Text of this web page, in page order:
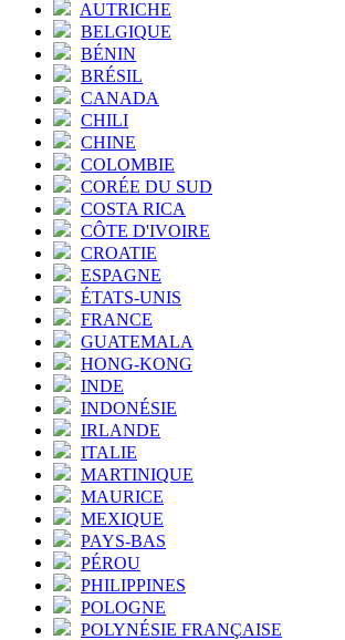
AUTRICHE
BELGIQUE
BÉNIN
BRÉSIL
CANADA
CHILI
CHINE
COLOMBIE
CORÉE DU SUD
COSTA RICA
CÔTE D'IVOIRE
CROATIE
ESPAGNE
ÉTATS-UNIS
FRANCE
GUATEMALA
HONG-KONG
INDE
INDONÉSIE
IRLANDE
ITALIE
MARTINIQUE
MAURICE
MEXIQUE
PAYS-BAS
PÉROU
PHILIPPINES
POLOGNE
POLYNÉSIE FRANÇAISE